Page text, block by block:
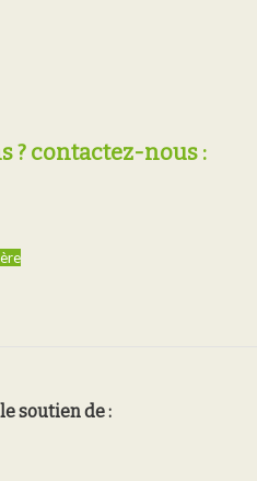
? contactez-nous :
soutien de :